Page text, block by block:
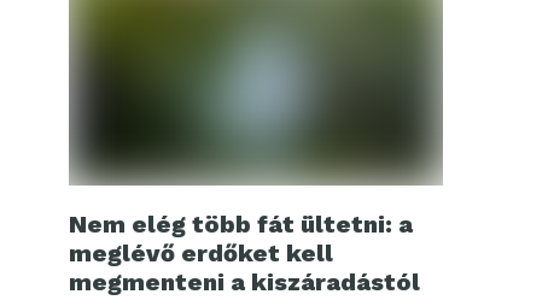
Nem elég több fát ültetni: a
meglévő erdőket kell
megmenteni a kiszáradástól